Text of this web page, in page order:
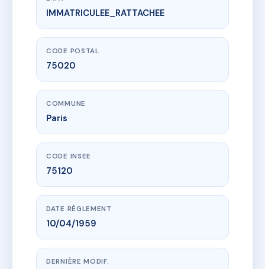
www.vme.plus/AC6833347
33 RUE DU RETRAIT
33 r du retrait
IMMATRICULEE_RATTACHEE
CODE POSTAL
75020
COMMUNE
Paris
CODE INSEE
75120
DATE RÈGLEMENT
10/04/1959
DERNIÈRE MODIF.